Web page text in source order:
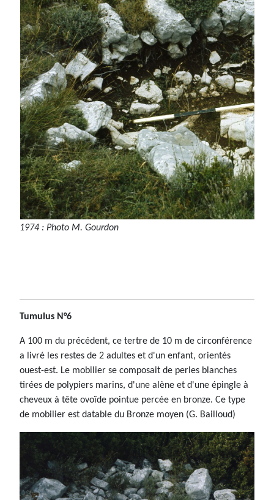
1974 : Photo M. Gourdon
Tumulus N°6
A 100 m du précédent, ce tertre de 10 m de circonférence
a livré les restes de 2 adultes et d'un enfant, orientés
ouest-est. Le mobilier se composait de perles blanches
tirées de polypiers marins, d'une alène et d'une épingle à
cheveux à tête ovoïde pointue percée en bronze. Ce type
de mobilier est datable du Bronze moyen (G. Bailloud)